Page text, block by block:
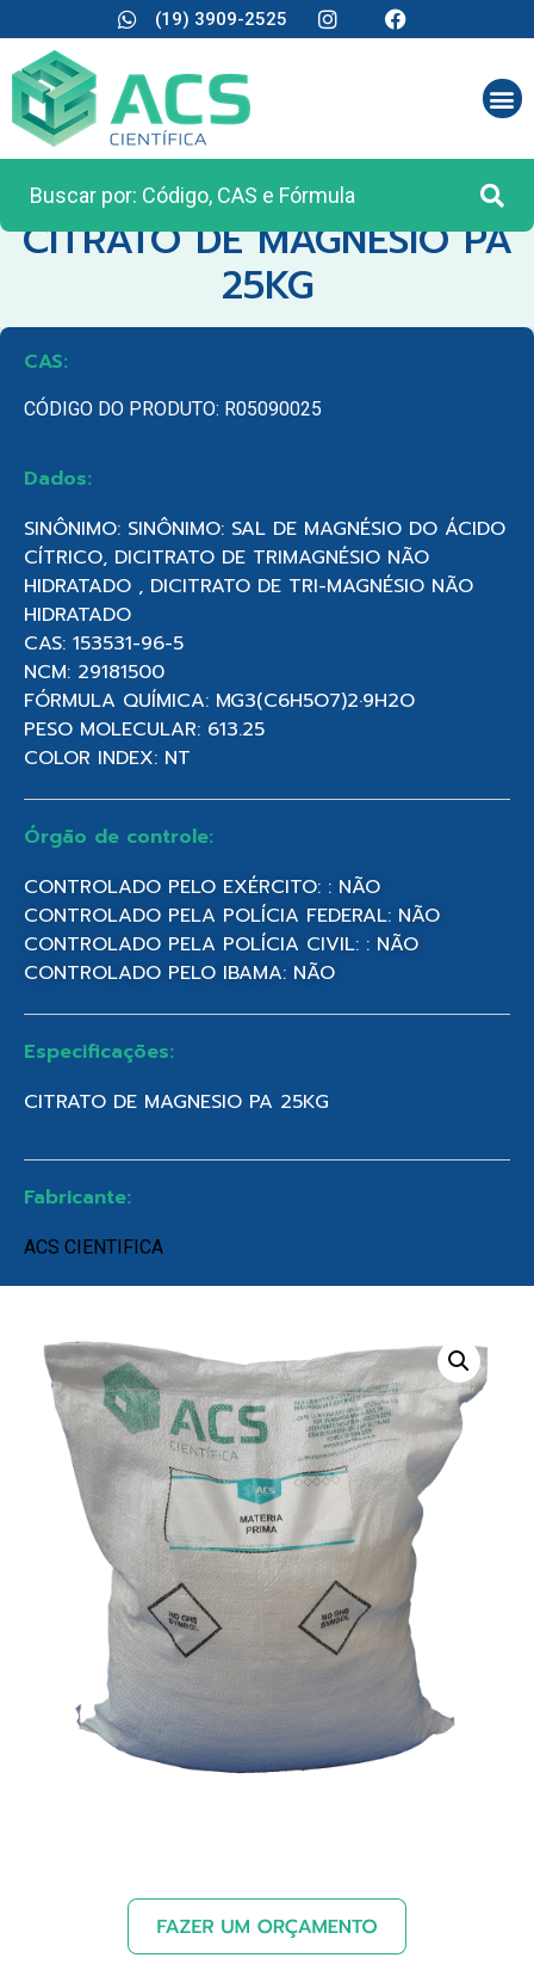
(19) 3909-2525
CATEGORIA: MATÉRIA PRIMA
CITRATO DE MAGNESIO PA
25KG
CAS:
CÓDIGO DO PRODUTO: R05090025
Dados:
SINÔNIMO: SINÔNIMO: SAL DE MAGNÉSIO DO ÁCIDO
CÍTRICO, DICITRATO DE TRIMAGNÉSIO NÃO
HIDRATADO , DICITRATO DE TRI-MAGNÉSIO NÃO
HIDRATADO
CAS: 153531-96-5
NCM: 29181500
FÓRMULA QUÍMICA: MG3(C6H5O7)2·9H2O
PESO MOLECULAR: 613.25
COLOR INDEX: NT
Órgão de controle:
CONTROLADO PELO EXÉRCITO: : NÃO
CONTROLADO PELA POLÍCIA FEDERAL: NÃO
CONTROLADO PELA POLÍCIA CIVIL: : NÃO
CONTROLADO PELO IBAMA: NÃO
Especificações:
CITRATO DE MAGNESIO PA 25KG
Fabricante:
ACS CIENTIFICA